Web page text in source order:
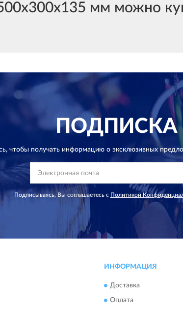
мм можно
ПОДПИСКА
чтобы получать информацию о эксклюзивных
Подписываясь, Вы соглашаетесь с Политикой
ИНФОРМАЦИЯ
Доставка
Оплата